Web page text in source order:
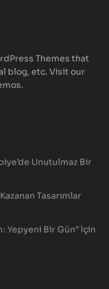
Themes that
blog, etc. Visit our
Unutulmaz Bir
Tasarımlar
Yepyeni Bir Gün” İçin